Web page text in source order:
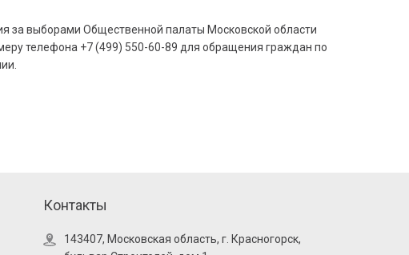
за выборами Общественной палаты Московской области
телефона +7 (499) 550-60-89 для обращения граждан по
Контакты
143407, Московская область, г. Красногорск,